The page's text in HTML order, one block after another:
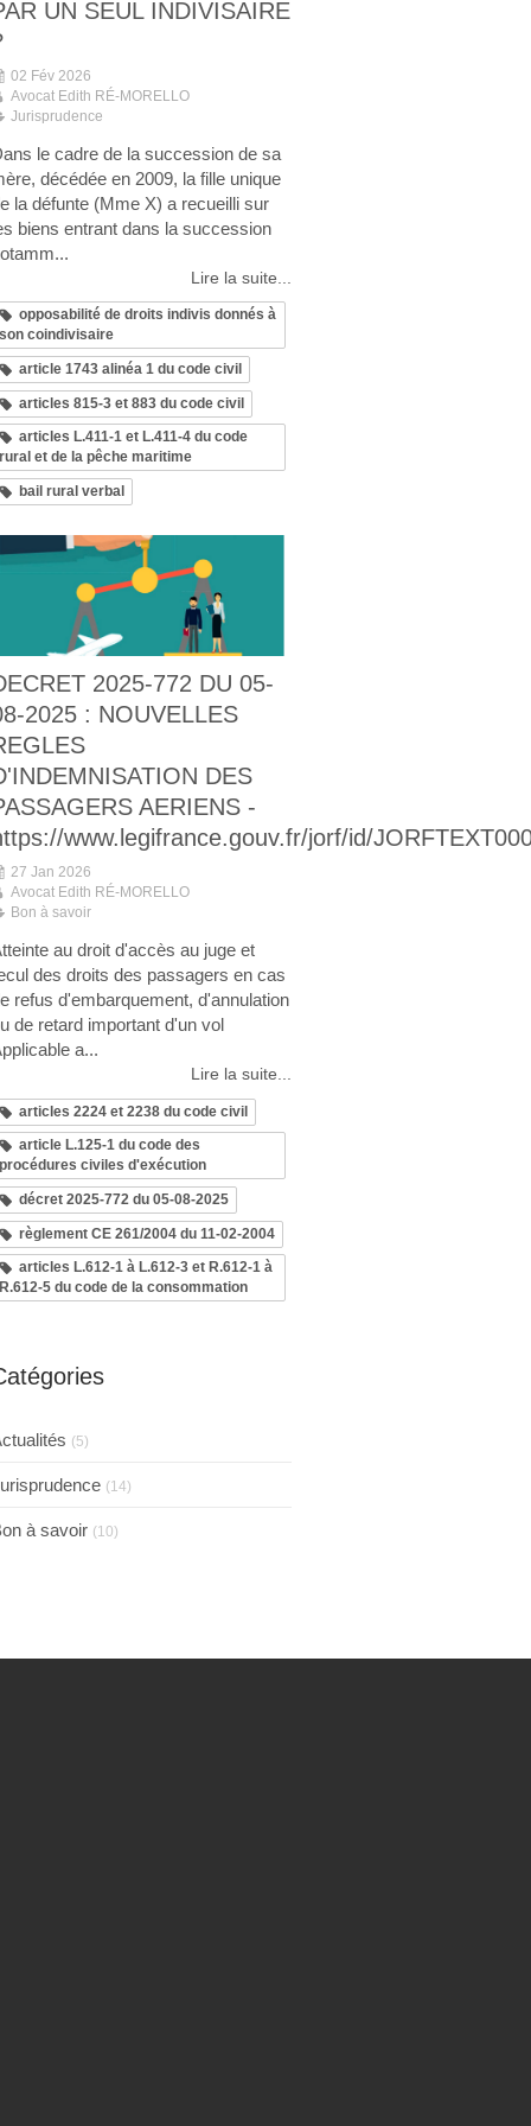
UN SEUL INDIVISAIRE
02 Fév 2026
Avocat Edith RÉ-MORELLO
Jurisprudence
le cadre de la succession de sa
décédée en 2009, la fille unique
la défunte (Mme X) a recueilli sur
biens entrant dans la succession
Lire la suite...
opposabilité de droits indivis donnés à
son coindivisaire
article 1743 alinéa 1 du code civil
articles 815-3 et 883 du code civil
articles L.411-1 et L.411-4 du code
rural et de la pêche maritime
bail rural verbal
2025-772 DU 05-
2025 : NOUVELLES
DES
AERIENS -
www.legifrance.gouv.fr/jorf/id/
27 Jan 2026
Avocat Edith RÉ-MORELLO
Bon à savoir
au droit d'accès au juge et
des droits des passagers en cas
refus d'embarquement, d'annulation
de retard important d'un vol
a...
Lire la suite...
articles 2224 et 2238 du code civil
article L.125-1 du code des
procédures civiles d'exécution
décret 2025-772 du 05-08-2025
règlement CE 261/2004 du 11-02-2004
articles L.612-1 à L.612-3 et R.612-1 à
R.612-5 du code de la consommation
(5)
(14)
à savoir (10)